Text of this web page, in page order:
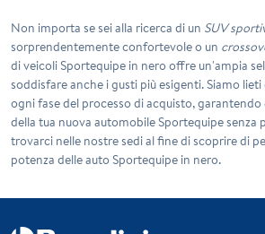
Non importa se sei alla ricerca di un SUV
sorprendentemente confortevole o un
di veicoli Sportequipe in nero offre un'ampia
soddisfare anche i gusti più esigenti. Siamo
ogni fase del processo di acquisto,
della tua nuova automobile Sportequipe senza
trovarci nelle nostre sedi al fine di scoprire di
potenza delle auto Sportequipe in nero.